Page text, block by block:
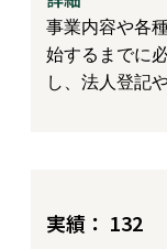
事業内容や各
始するまでに
し、法人登記
実績： 132